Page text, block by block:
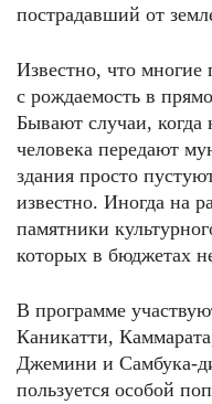
пострадавший от
Известно, что многие
с рождаемость в
Бывают случаи,
человека передают
здания просто
известно. Иногда на
памятники
которых в бюджетах
В программе
Каникатти,
Джемини и Самбука-
пользуется особой